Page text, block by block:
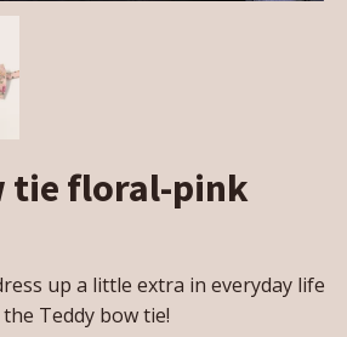
tie floral-pink
up a little extra in everyday life
Teddy bow tie!